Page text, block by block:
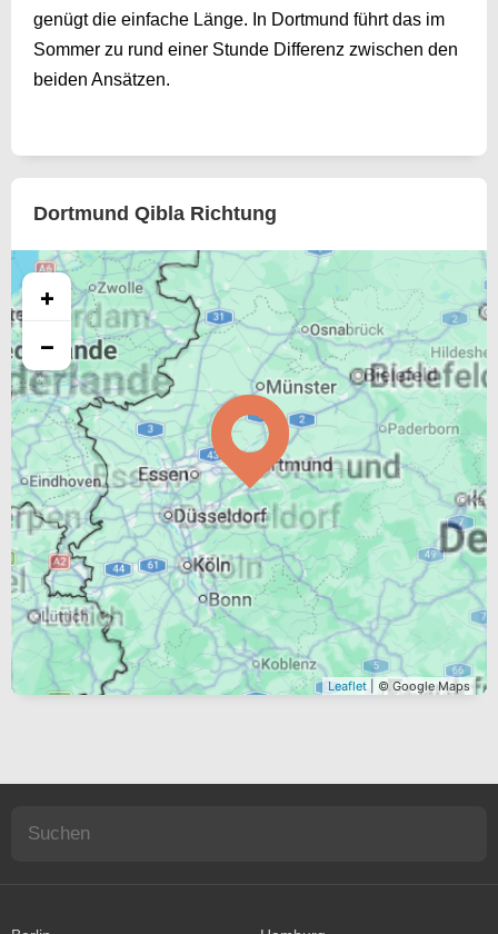
genügt die einfache Länge. In Dortmund führt das im
Sommer zu rund einer Stunde Differenz zwischen den
beiden Ansätzen.
Dortmund Qibla Richtung
+
−
Leaflet | © Google Maps